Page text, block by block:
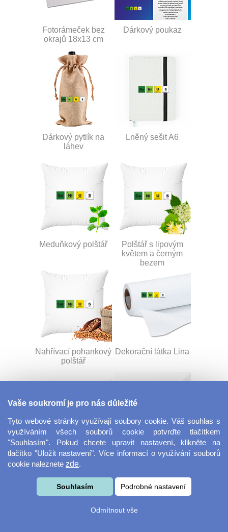
Fotorámeček bez
okrajů 18x13 cm
Dárkový poukaz
Dárkový pytlík na
láhev
Lněný sešit A6
Meduňkový polštář
Polštář s lipovým
květem a černým
bezem
Nahřívací pohankový
polštář
Dekorační látka Lina
Dekorační látka
Miranda
Šňůrka na klíče s
Vaše soukromí je pro nás důležité
Tyto webové stránky využívají soubory cookie. Váš souhlas s
využíváním všech souborů cookie potvrďte tlačítkem
"Souhlasím". Pokud chcete upravit nastavení, klikněte na
tlačítko "Uložit nastavení". Více informací o využívání souborů
cookie naleznete zde.
Souhlasím Podrobné nastavení
Odmítnout vše